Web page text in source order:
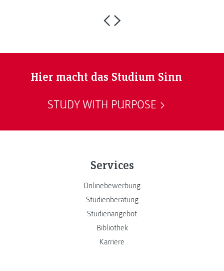
Hier macht das Studium Sinn
STUDY WITH PURPOSE
Services
Onlinebewerbung
Studienberatung
Studienangebot
Bibliothek
Karriere